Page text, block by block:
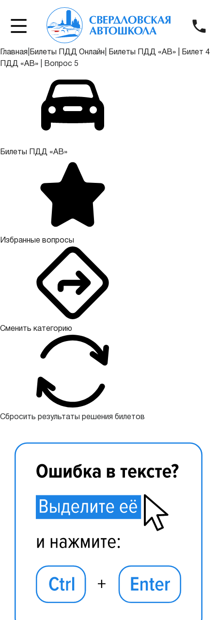
Главная Билеты ПДД Онлайн Билеты ПДД «АВ»
Билет 4
ПДД «АВ»
Вопрос 5
Билеты ПДД «АВ»
Избранные вопросы
Сменить категорию
Сбросить результаты решения билетов